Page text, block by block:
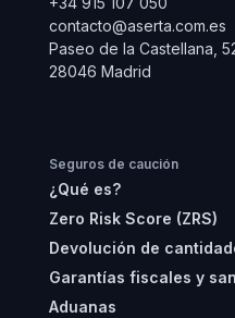
contacto@aserta.com.es
Paseo de la Castellana,
28046 Madrid
Seguros de caución
¿Qué es?
Zero Risk Score (ZRS)
Devolución de
Garantías fiscales y
Aduanas